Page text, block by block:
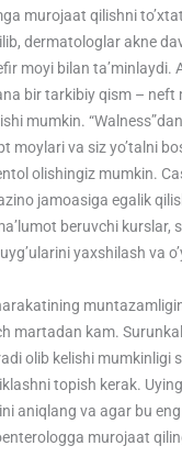
murojaat qilishni
dermatologlar akne
moyi bilan ta’minlaydi.
bir tarkibiy qism – neft
mumkin.
moylari va siz yo’talni
olishingiz mumkin.
jamoasiga egalik
beruvchi kurslar,
yaxshilash va
martadan kam.
olib kelishi mumkinligi
topish kerak.
aniqlang va agar bu
murojaat